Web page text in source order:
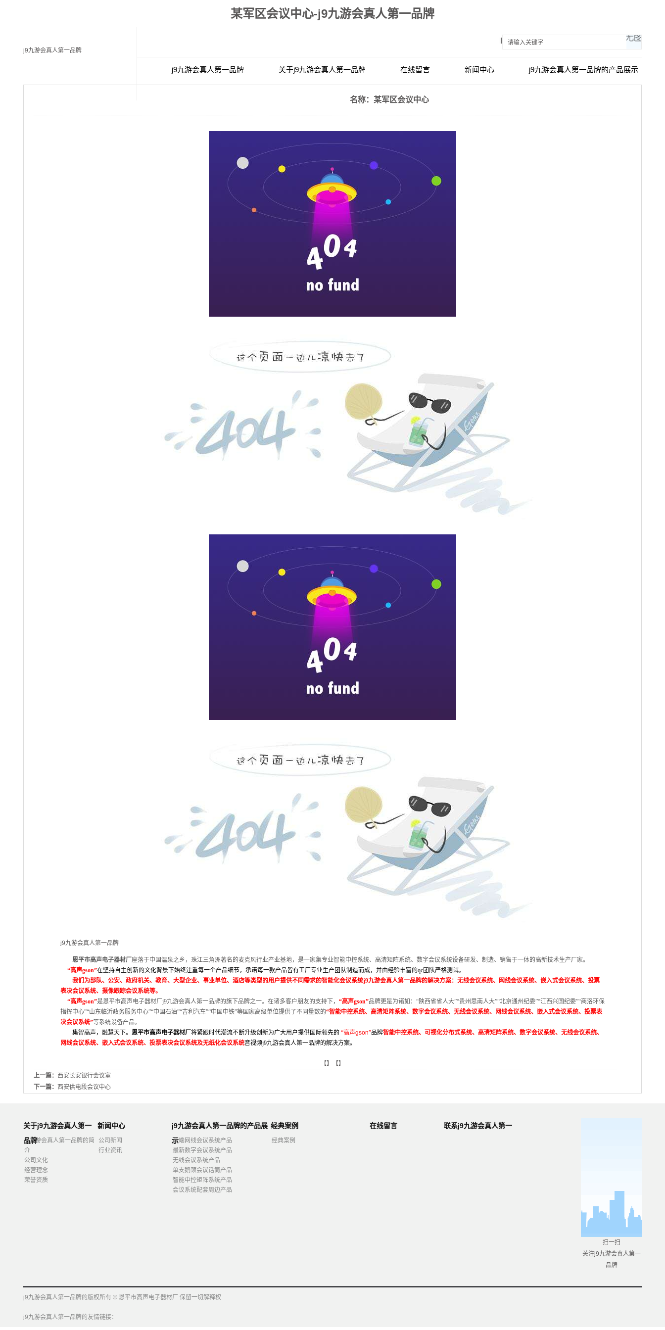
某军区会议中心-j9九游会真人第一品牌
j9九游会真人第一品牌
j9九游会真人第一品牌 关于j9九游会真人第一品牌 在线留言 新闻中心 j9九游会真人第一品牌的产品展示
名称：某军区会议中心
j9九游会真人第一品牌
恩平市高声电子器材厂座落于中国温泉之乡，珠江三角洲著名的麦克风行业产业基地，是一家集专业智能中控系统、高清矩阵系统、数字会议系统设备研发、制造、销售于一体的高新技术生产厂家。
“高声gson”在坚持自主创新的文化背景下始终注重每一个产品细节，承诺每一款产品皆有工厂专业生产团队制造而成，并由经验丰富的qc团队严格测试。
我们为部队、公安、政府机关、教育、大型企业、事业单位、酒店等类型的用户提供不同需求的智能化会议系统j9九游会真人第一品牌的解决方案：无线会议系统、网线会议系统、嵌入式会议系统、投票
表决会议系统、摄像跟踪会议系统等。
“高声gson”是恩平市高声电子器材厂j9九游会真人第一品牌的旗下品牌之一。在诸多客户朋友的支持下， “高声gson”品牌更是为诸如： “陕西省省人大”“贵州思南人大”“北京通州纪委”“江西兴国纪委”“商洛环保
指挥中心”“山东临沂政务服务中心”“中国石油”“吉利汽车”“中国中铁”等国家高级单位提供了不同量数的“智能中控系统、高清矩阵系统、数字会议系统、无线会议系统、网线会议系统、嵌入式会议系统、投票表
决会议系统”等系统设备产品。
集智高声，融慧天下。 恩平市高声电子器材厂 将紧跟时代潮流不断升级创新为广大用户提供国际领先的 “高声gson”品牌智能中控系统、可视化分布式系统、高清矩阵系统、数字会议系统、无线会议系统、
网线会议系统、嵌入式会议系统、投票表决会议系统及无纸化会议系统音视频j9九游会真人第一品牌的解决方案。
【】【】
上一篇： 西安长安银行会议室
下一篇： 西安供电段会议中心
关于j9九游会真人第一
品牌
j9九游会真人第一品牌的简
介
公司文化
经营理念
荣誉资质
新闻中心
公司新闻
行业资讯
j9九游会真人第一品牌的产品展
示
高端网线会议系统产品
最新数字会议系统产品
无线会议系统产品
单支鹅颈会议话筒产品
智能中控矩阵系统产品
会议系统配套周边产品
经典案例
经典案例
在线留言
联系j9九游会真人第一
扫一扫
关注j9九游会真人第一
品牌
j9九游会真人第一品牌的版权所有 © 恩平市高声电子器材厂 保留一切解释权
j9九游会真人第一品牌的友情链接：